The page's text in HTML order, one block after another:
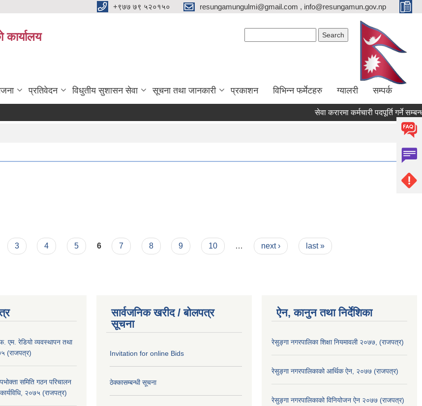
+९७७ ७९ ५२०१५० resungamungulmi@gmail.com , info@resungamun.gov.np
कार्यालय
प्रतिवेदन विधुतीय सुशासन सेवा सूचना तथा जानकारी प्रकाशन विभिन्न फर्मेटहरु ग्यालरी सम्पर्क
सेवा करारमा कर्मचारी पदपूर्ति गर्ने
3 4 5 6 7 8 9 10 … next › last »
एम. रेडियो व्यवस्थापन तथा
(राजपत्र)
समिति गठन परिचालन
२०७५ (राजपत्र)
सार्वजनिक खरीद / बोलपत्र
सूचना
Invitation for online Bids
ठेक्कासम्बन्धी सूचना
ऐन, कानुन तथा निर्देशिका
रेसुङ्गा नगरपालिका शिक्षा नियमावली २०७७, (राजपत्र)
रेसुङ्गा नगरपालिकाको आर्थिक ऐन, २०७७ (राजपत्र)
रेसुङ्गा नगरपालिकाको विनियोजन ऐन २०७७ (राजपत्र)